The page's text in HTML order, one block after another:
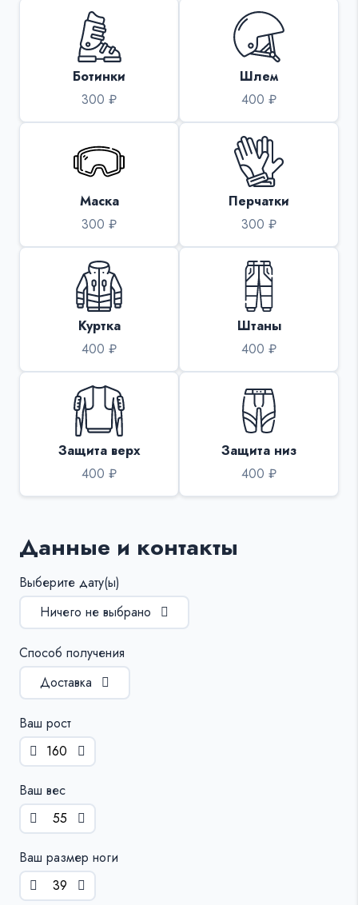
Ботинки
300 ₽
Шлем
400 ₽
Маска
300 ₽
Перчатки
300 ₽
Куртка
400 ₽
Штаны
400 ₽
Защита верх
400 ₽
Защита низ
400 ₽
Данные и контакты
Выберите дату(ы)
Ничего не выбрано
Способ получения
Доставка
Ваш рост
Ваш вес
Ваш размер ноги